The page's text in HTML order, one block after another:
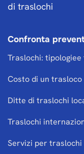
di traslochi
Confronta
Traslochi:
Costo di un trasloco
Ditte di traslochi
Traslochi
Servizi per traslochi